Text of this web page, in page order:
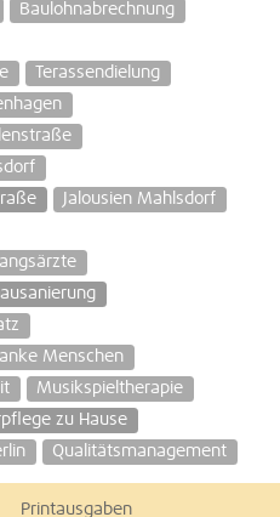
Baulohnabrechnung
Terassendielung
Jalousien Mahlsdorf
Menschen
Musikspieltherapie
zu Hause
Qualitätsmanagement
Printausgaben